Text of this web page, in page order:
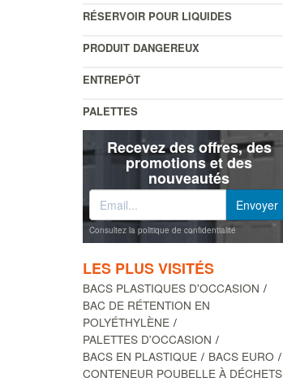
RÉSERVOIR POUR LIQUIDES
PRODUIT DANGEREUX
ENTREPÔT
PALETTES
Recevez des offres, des
promotions et des
nouveautés
Consultez la politique de confidentialité
LES PLUS VISITÉS
BACS PLASTIQUES D'OCCASION
BAC DE RÉTENTION EN
POLYÉTHYLÈNE
PALETTES D'OCCASION
BACS EN PLASTIQUE
BACS EURO
CONTENEUR POUBELLE À DÉCHETS